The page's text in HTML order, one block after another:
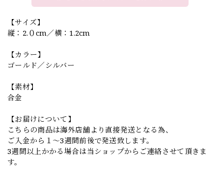
【サイズ】
縦：2.０cm／横：1.2cm
【カラー】
ゴールド／シルバー
【素材】
合金
【お届けについて】
こちらの商品は海外店舗より直接発送となる為、
ご入金から１～3週間前後で発送致します。
3週間以上かかる場合は当ショップからご連絡させて頂きま
す。